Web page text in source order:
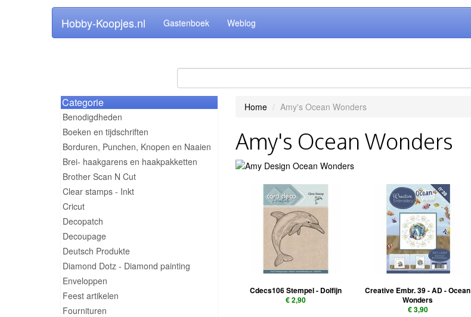
Hobby-Koopjes.nl Gastenboek Weblog
Categorie
Benodigdheden
Boeken en tijdschriften
Borduren, Punchen, Knopen en Naaien
Brei- haakgarens en haakpakketten
Brother Scan N Cut
Clear stamps - Inkt
Cricut
Decopatch
Decoupage
Deutsch Produkte
Diamond Dotz - Diamond painting
Enveloppen
Feest artikelen
Fournituren
Home Amy's Ocean Wonders
Amy's Ocean Wonders
Cdecs106 Stempel - Dolfijn
€ 2,90
Creative Embr. 39 - AD - Ocean
Wonders
€ 3,90